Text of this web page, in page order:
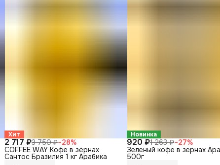
Хит
2 717 ₽3 750 ₽−28%
COFFEE WAY Кофе в зёрнах
Сантос Бразилия 1 кг Арабика
Новинка
920 ₽1 263 ₽−27%
Зеленый кофе в зернах
500г